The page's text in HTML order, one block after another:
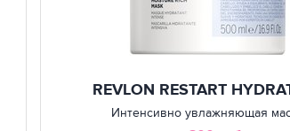
REVLON RESTART
Интенсивно увлажняющая